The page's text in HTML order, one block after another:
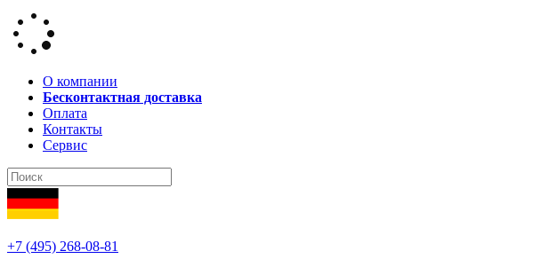
О компании
Бесконтактная доставка
Оплата
Контакты
Сервис
+7 (495) 268-08-81